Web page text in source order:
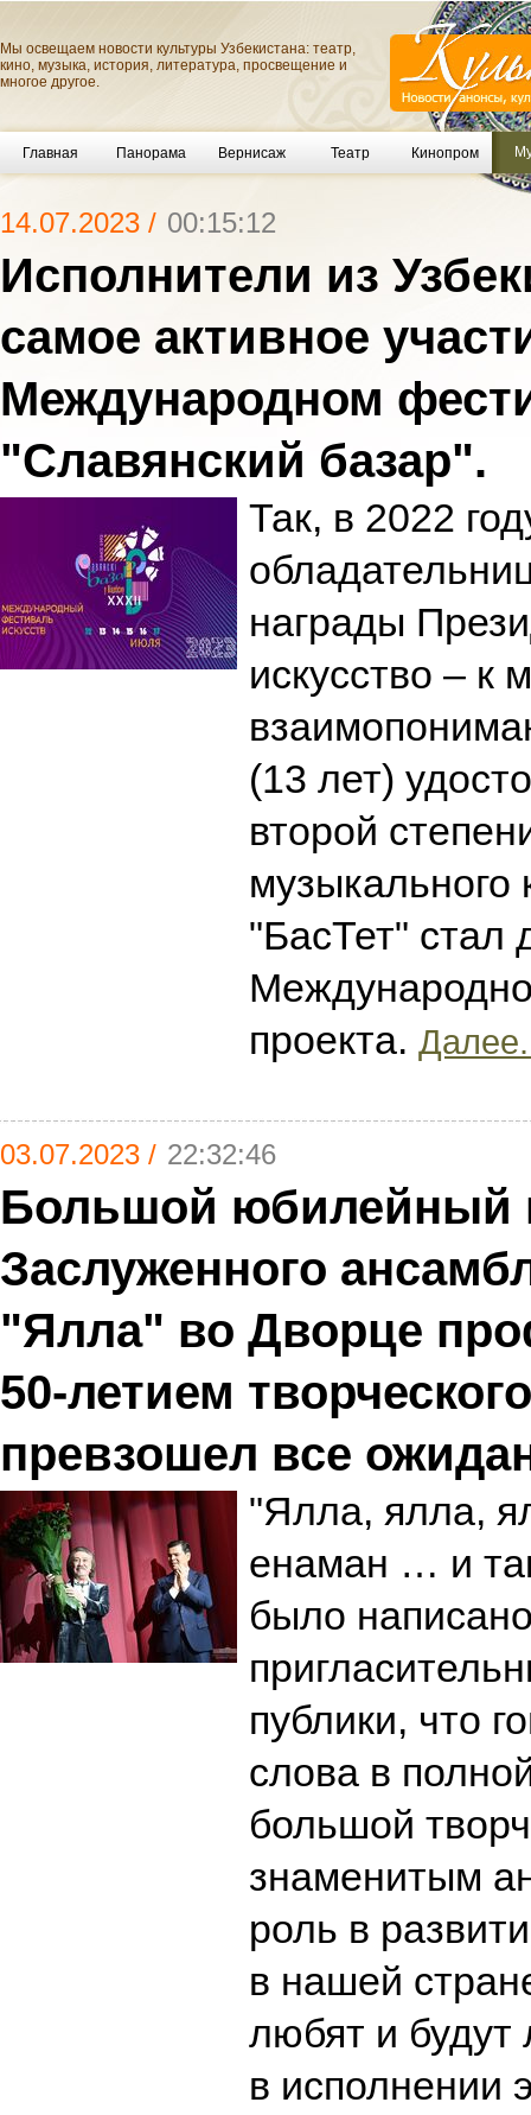
Мы освещаем новости культуры Узбекистана: театр,
кино, музыка, история, литература, просвещение и
многое другое.
Главная Панорама Вернисаж Театр Кинопром
14.07.2023 / 00:15:12
Исполнители из
самое активное
Международном
"Славянский базар".
Так, в 2022
награды
искусство – к
(13 лет)
второй
музыкального
"БасТет" стал
проекта.
03.07.2023 / 22:32:46
Большой юбилейный
Заслуженного
"Ялла" во Дворце
50-летием
превзошел все
"Ялла, ялла,
енаман … и
было
публики, что
слова в
большой
знаменитым
роль в
в нашей
любят и будут
в исполнении